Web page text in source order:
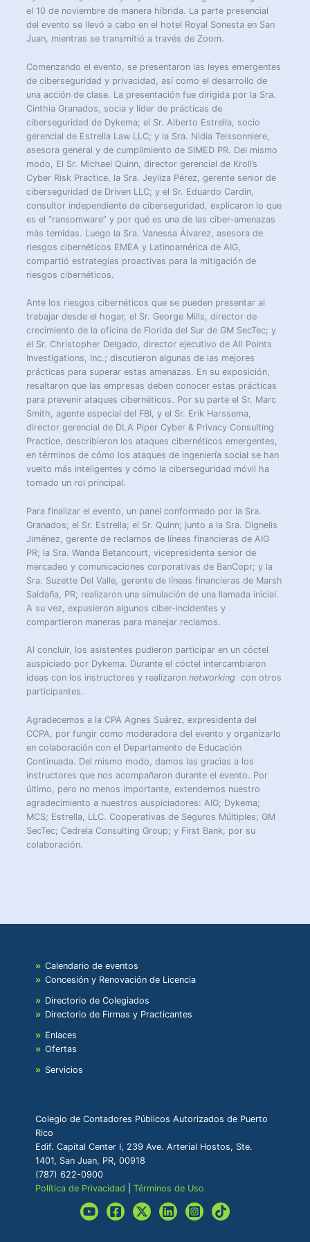
el 10 de noviembre de manera híbrida. La parte presencial
del evento se llevó a cabo en el hotel Royal Sonesta en San
Juan, mientras se transmitió a través de Zoom.
Comenzando el evento, se presentaron las leyes emergentes
de ciberseguridad y privacidad, así como el desarrollo de
una acción de clase. La presentación fue dirigida por la Sra.
Cinthia Granados, socia y líder de prácticas de
ciberseguridad de Dykema; el Sr. Alberto Estrella, socio
gerencial de Estrella Law LLC; y la Sra. Nidia Teissonniere,
asesora general y de cumplimiento de SIMED PR. Del mismo
modo, El Sr. Michael Quinn, director gerencial de Kroll’s
Cyber Risk Practice, la Sra. Jeyliza Pérez, gerente senior de
ciberseguridad de Driven LLC; y el Sr. Eduardo Cardín,
consultor independiente de ciberseguridad, explicaron lo que
es el “ransomware” y por qué es una de las ciber-amenazas
más temidas. Luego la Sra. Vanessa Álvarez, asesora de
riesgos cibernéticos EMEA y Latinoamérica de AIG,
compartió estrategias proactivas para la mitigación de
riesgos cibernéticos.
Ante los riesgos cibernéticos que se pueden presentar al
trabajar desde el hogar, el Sr. George Mills, director de
crecimiento de la oficina de Florida del Sur de GM SecTec; y
el Sr. Christopher Delgado, director ejecutivo de All Points
Investigations, Inc.; discutieron algunas de las mejores
prácticas para superar estas amenazas. En su exposición,
resaltaron que las empresas deben conocer estas prácticas
para prevenir ataques cibernéticos. Por su parte el Sr. Marc
Smith, agente especial del FBI, y el Sr. Erik Harssema,
director gerencial de DLA Piper Cyber & Privacy Consulting
Practice, describieron los ataques cibernéticos emergentes,
en términos de cómo los ataques de ingeniería social se han
vuelto más inteligentes y cómo la ciberseguridad móvil ha
tomado un rol principal.
Para finalizar el evento, un panel conformado por la Sra.
Granados; el Sr. Estrella; el Sr. Quinn; junto a la Sra. Dignelis
Jiménez, gerente de reclamos de líneas financieras de AIG
PR; la Sra. Wanda Betancourt, vicepresidenta senior de
mercadeo y comunicaciones corporativas de BanCopr; y la
Sra. Suzette Del Valle, gerente de líneas financieras de Marsh
Saldaña, PR; realizaron una simulación de una llamada inicial.
A su vez, expusieron algunos ciber-incidentes y
compartieron maneras para manejar reclamos.
Al concluir, los asistentes pudieron participar en un cóctel
auspiciado por Dykema. Durante el cóctel intercambiaron
ideas con los instructores y realizaronnetworking con otros
participantes.
Agradecemos a la CPA Agnes Suárez, expresidenta del
CCPA, por fungir como moderadora del evento y organizarlo
en colaboración con el Departamento de Educación
Continuada. Del mismo modo, damos las gracias a los
instructores que nos acompañaron durante el evento. Por
último, pero no menos importante, extendemos nuestro
agradecimiento a nuestros auspiciadores: AIG; Dykema;
MCS; Estrella, LLC. Cooperativas de Seguros Múltiples; GM
SecTec; Cedrela Consulting Group; y First Bank, por su
colaboración.
Calendario de eventos
Concesión y Renovación de Licencia
Directorio de Colegiados
Directorio de Firmas y Practicantes
Enlaces
Ofertas
Servicios
Colegio de Contadores Públicos Autorizados de Puerto
Rico
Edif. Capital Center I, 239 Ave. Arterial Hostos, Ste.
1401, San Juan, PR, 00918
(787) 622-0900
Política de Privacidad |Términos de Uso